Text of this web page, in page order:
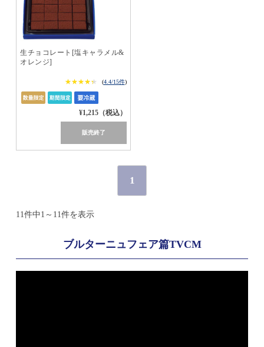
生チョコレート[塩キャラメル&
オレンジ]
★★★★★
★★★★★ (4.4/15件)
¥1,215（税込）
販売終了
1
11件中1～11件を表示
ブルターニュフェア篇TVCM